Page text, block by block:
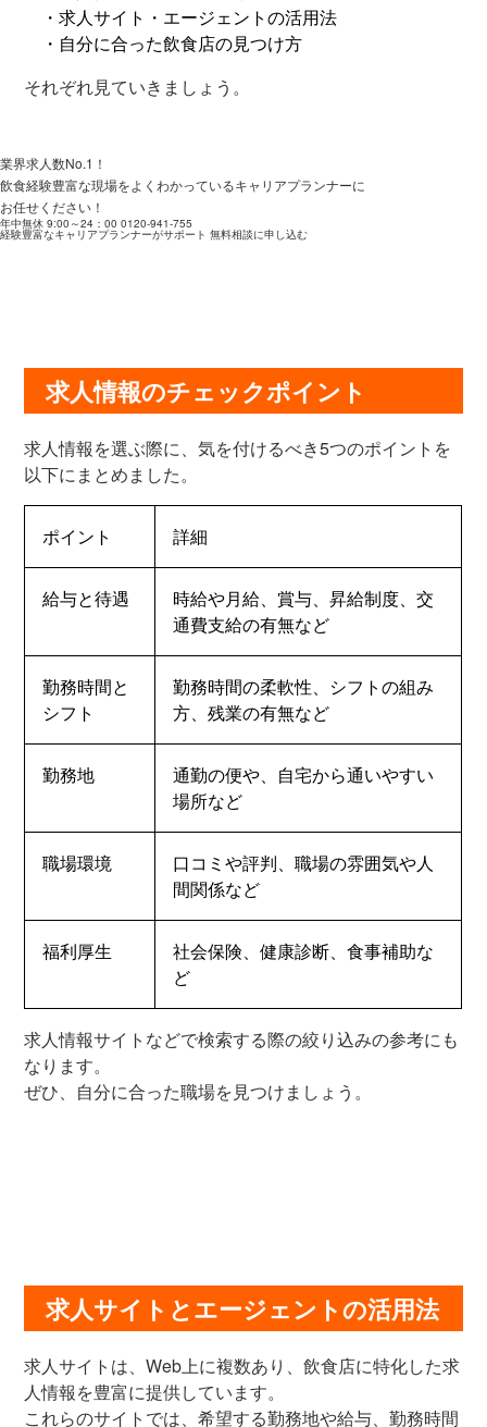
・求人サイト・エージェントの活用法
・自分に合った飲食店の見つけ方
それぞれ見ていきましょう。
業界求人数No.1！
飲食経験豊富な現場をよくわかっているキャリアプランナーに
お任せください！
年中無休 9:00～24：00 0120-941-755
経験豊富なキャリアプランナーがサポート 無料相談に申し込む
求人情報のチェックポイント
求人情報を選ぶ際に、気を付けるべき5つのポイントを
以下にまとめました。
ポイント 詳細
給与と待遇
時給や月給、賞与、昇給制度、交
通費支給の有無など
勤務時間と
シフト
勤務時間の柔軟性、シフトの組み
方、残業の有無など
勤務地
通勤の便や、自宅から通いやすい
場所など
職場環境
口コミや評判、職場の雰囲気や人
間関係など
福利厚生
社会保険、健康診断、食事補助な
ど
求人情報サイトなどで検索する際の絞り込みの参考にも
なります。
ぜひ、自分に合った職場を見つけましょう。
求人サイトとエージェントの活用法
求人サイトは、Web上に複数あり、飲食店に特化した求
人情報を豊富に提供しています。
これらのサイトでは、希望する勤務地や給与、勤務時間